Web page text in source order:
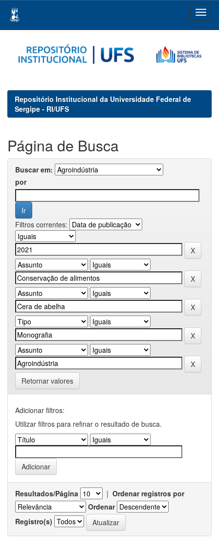
navigation
Repositório Institucional da Universidade Federal de
Sergipe - RI/UFS
Página de Busca
Buscar em:
por
Filtros correntes:
Retornar valores
Adicionar filtros:
Utilizar filtros para refinar o resultado de busca.
Resultados/Página | Ordenar registros por
Ordenar
Registro(s)